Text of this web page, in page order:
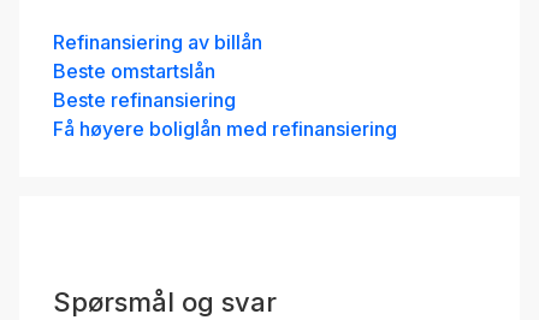
Refinansiering av billån
Beste omstartslån
Beste refinansiering
Få høyere boliglån med refinansiering
Spørsmål og svar